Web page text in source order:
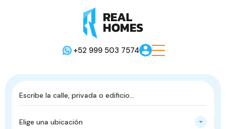
+52 999 503 7574
Elige una ubicación